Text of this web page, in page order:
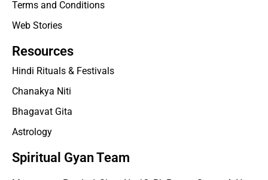
Terms and Conditions
Web Stories
Resources
Hindi Rituals & Festivals
Chanakya Niti
Bhagavat Gita
Astrology
Spiritual Gyan Team